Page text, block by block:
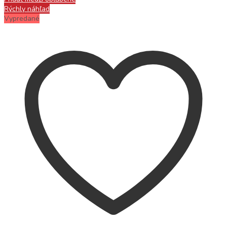
Rýchly náhľad
Vypredané